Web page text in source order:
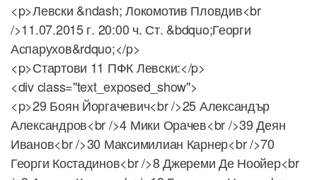
<p>Левски &ndash; Локомотив Пловдив<br
/>11.07.2015 г. 20:00 ч. Ст. &bdquo;Георги
Аспарухов&rdquo;</p>
<p>Стартови 11 ПФК Левски:</p>
<div class="text_exposed_show">
<p>29 Боян Йоргачевич<br />25 Александър
Александров<br />4 Мики Орачев<br />39 Деян
Иванов<br />30 Максимилиан Карнер<br />70
Георги Костадинов<br />8 Джереми Де Ноойер<br